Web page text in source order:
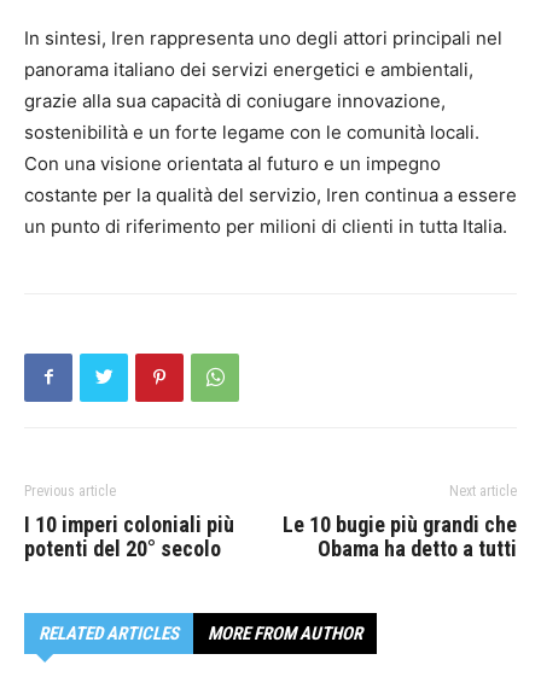
In sintesi, Iren rappresenta uno degli attori principali nel
panorama italiano dei servizi energetici e ambientali,
grazie alla sua capacità di coniugare innovazione,
sostenibilità e un forte legame con le comunità locali.
Con una visione orientata al futuro e un impegno
costante per la qualità del servizio, Iren continua a essere
un punto di riferimento per milioni di clienti in tutta Italia.
Previous article
I 10 imperi coloniali più
potenti del 20° secolo
Next article
Le 10 bugie più grandi che
Obama ha detto a tutti
RELATED ARTICLES MORE FROM AUTHOR